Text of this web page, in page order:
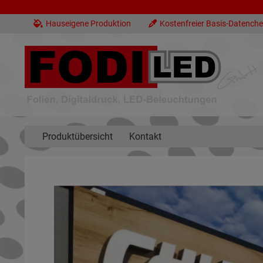
Hauseigene Produktion Kostenfreier Basis-
Produktübersicht Kontakt